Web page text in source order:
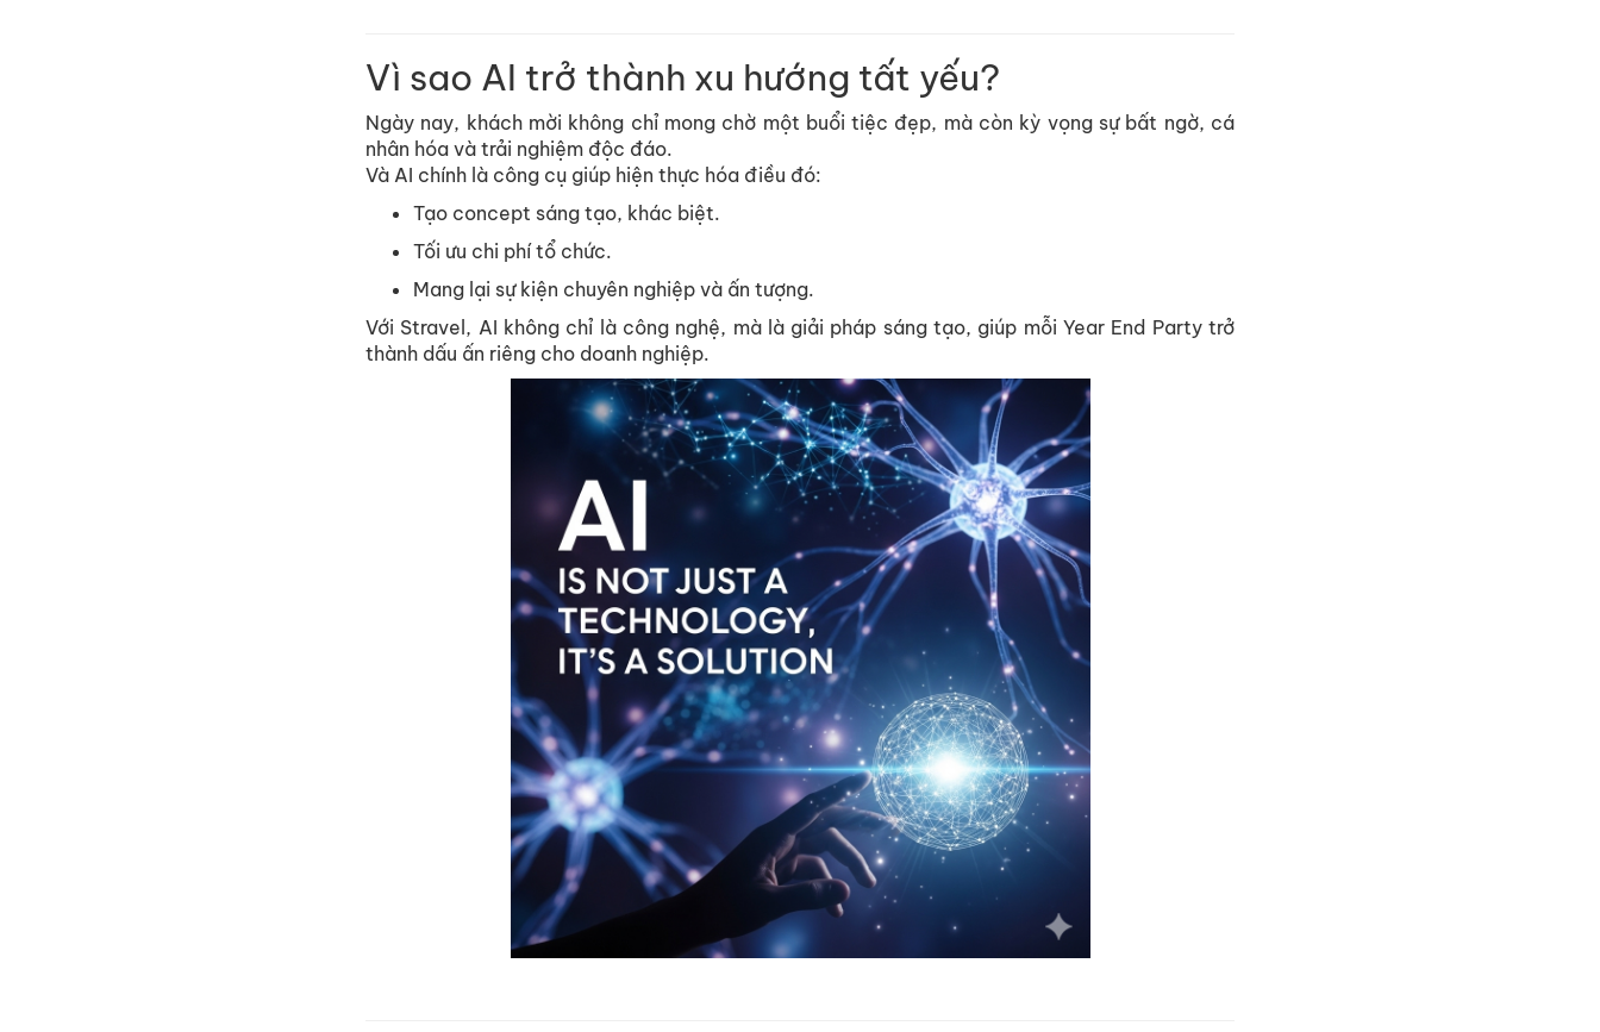
Vì sao AI trở thành xu hướng tất yếu?
Ngày nay, khách mời không chỉ mong chờ một buổi tiệc đẹp, mà còn kỳ vọng sự bất ngờ, cá
nhân hóa và trải nghiệm độc đáo.
Và AI chính là công cụ giúp hiện thực hóa điều đó:
Tạo concept sáng tạo, khác biệt.
Tối ưu chi phí tổ chức.
Mang lại sự kiện chuyên nghiệp và ấn tượng.
Với Stravel, AI không chỉ là công nghệ, mà là giải pháp sáng tạo, giúp mỗi Year End Party trở
thành dấu ấn riêng cho doanh nghiệp.